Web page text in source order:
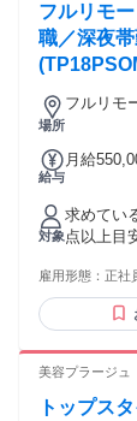
フルリモ
職／深夜
場所
フルリモ
給与
月給
れる通勤
るその他手当金額：な
務の為、
す。 （※
※年1回
帯勤務分は
関して】
月途中の
たお給
対象
求めてい
点以上目
理解し話
る方 ⚫
ト経験
コールセ
ロ・VBA） 【在宅環境について】 ■光または
雇用形態： 正社
美容プラージ
トップス